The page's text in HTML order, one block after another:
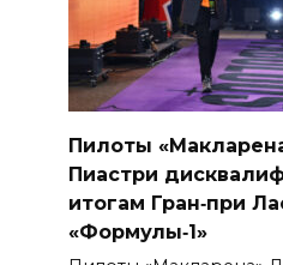
Пилоты
Пиастри
итогам Гран‑при
«Формулы‑1»